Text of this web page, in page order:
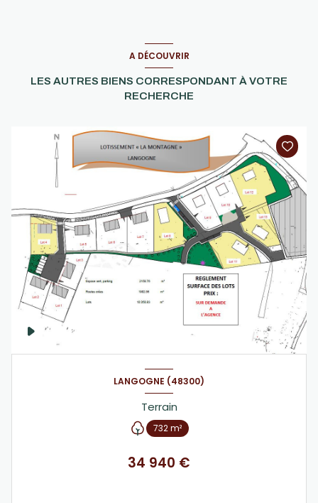
A DÉCOUVRIR
LES AUTRES BIENS CORRESPONDANT À VOTRE
RECHERCHE
LANGOGNE (48300)
Terrain
732 m²
34 940 €